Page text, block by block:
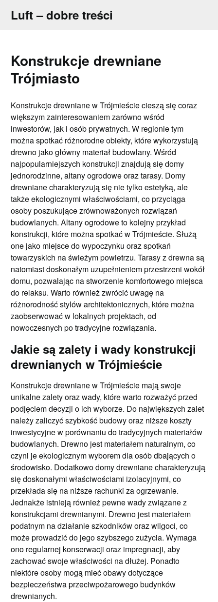
Luft – dobre treści
Konstrukcje drewniane
Trójmiasto
Konstrukcje drewniane w Trójmieście cieszą się coraz
większym zainteresowaniem zarówno wśród
inwestorów, jak i osób prywatnych. W regionie tym
można spotkać różnorodne obiekty, które wykorzystują
drewno jako główny materiał budowlany. Wśród
najpopularniejszych konstrukcji znajdują się domy
jednorodzinne, altany ogrodowe oraz tarasy. Domy
drewniane charakteryzują się nie tylko estetyką, ale
także ekologicznymi właściwościami, co przyciąga
osoby poszukujące zrównoważonych rozwiązań
budowlanych. Altany ogrodowe to kolejny przykład
konstrukcji, które można spotkać w Trójmieście. Służą
one jako miejsce do wypoczynku oraz spotkań
towarzyskich na świeżym powietrzu. Tarasy z drewna są
natomiast doskonałym uzupełnieniem przestrzeni wokół
domu, pozwalając na stworzenie komfortowego miejsca
do relaksu. Warto również zwrócić uwagę na
różnorodność stylów architektonicznych, które można
zaobserwować w lokalnych projektach, od
nowoczesnych po tradycyjne rozwiązania.
Jakie są zalety i wady konstrukcji
drewnianych w Trójmieście
Konstrukcje drewniane w Trójmieście mają swoje
unikalne zalety oraz wady, które warto rozważyć przed
podjęciem decyzji o ich wyborze. Do największych zalet
należy zaliczyć szybkość budowy oraz niższe koszty
inwestycyjne w porównaniu do tradycyjnych materiałów
budowlanych. Drewno jest materiałem naturalnym, co
czyni je ekologicznym wyborem dla osób dbających o
środowisko. Dodatkowo domy drewniane charakteryzują
się doskonałymi właściwościami izolacyjnymi, co
przekłada się na niższe rachunki za ogrzewanie.
Jednakże istnieją również pewne wady związane z
konstrukcjami drewnianymi. Drewno jest materiałem
podatnym na działanie szkodników oraz wilgoci, co
może prowadzić do jego szybszego zużycia. Wymaga
ono regularnej konserwacji oraz impregnacji, aby
zachować swoje właściwości na dłużej. Ponadto
niektóre osoby mogą mieć obawy dotyczące
bezpieczeństwa przeciwpożarowego budynków
drewnianych.